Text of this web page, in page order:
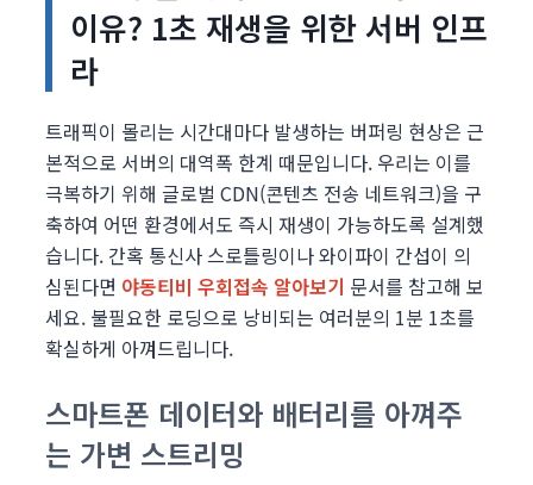
이유? 1초 재생을 위한 서버 인프
라
트래픽이 몰리는 시간대마다 발생하는 버퍼링 현상은 근
본적으로 서버의 대역폭 한계 때문입니다. 우리는 이를
극복하기 위해 글로벌 CDN(콘텐츠 전송 네트워크)을 구
축하여 어떤 환경에서도 즉시 재생이 가능하도록 설계했
습니다. 간혹 통신사 스로틀링이나 와이파이 간섭이 의
심된다면 야동티비 우회접속 알아보기 문서를 참고해 보
세요. 불필요한 로딩으로 낭비되는 여러분의 1분 1초를
확실하게 아껴드립니다.
스마트폰 데이터와 배터리를 아껴주
는 가변 스트리밍